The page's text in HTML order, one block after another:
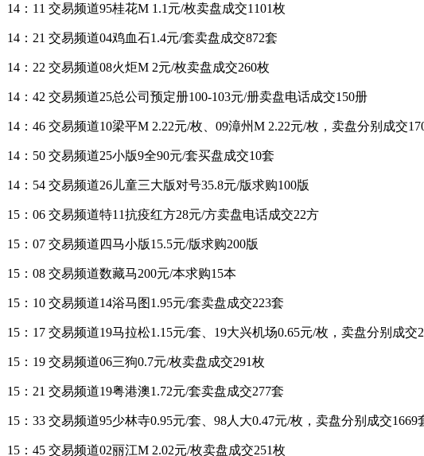
14：11 交易频道95桂花M 1.1元/枚卖盘成交1101枚
14：21 交易频道04鸡血石1.4元/套卖盘成交872套
14：22 交易频道08火炬M 2元/枚卖盘成交260枚
14：42 交易频道25总公司预定册100-103元/册卖盘电话成交150册
14：46 交易频道10梁平M 2.22元/枚、09漳州M 2.22元/枚，卖盘分别成交
14：50 交易频道25小版9全90元/套买盘成交10套
14：54 交易频道26儿童三大版对号35.8元/版求购100版
15：06 交易频道特11抗疫红方28元/方卖盘电话成交22方
15：07 交易频道四马小版15.5元/版求购200版
15：08 交易频道数藏马200元/本求购15本
15：10 交易频道14浴马图1.95元/套卖盘成交223套
15：17 交易频道19马拉松1.15元/套、19大兴机场0.65元/枚，卖盘分别成交
15：19 交易频道06三狗0.7元/枚卖盘成交291枚
15：21 交易频道19粤港澳1.72元/套卖盘成交277套
15：33 交易频道95少林寺0.95元/套、98人大0.47元/枚，卖盘分别成交1669
15：45 交易频道02丽江M 2.02元/枚卖盘成交251枚